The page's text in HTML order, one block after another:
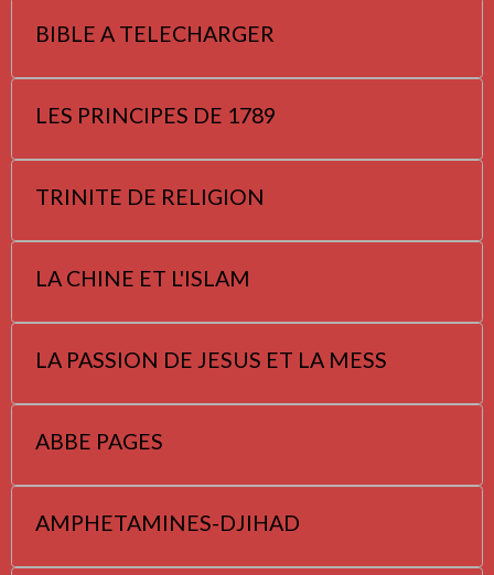
BIBLE A TELECHARGER
LES PRINCIPES DE 1789
TRINITE DE RELIGION
LA CHINE ET L'ISLAM
LA PASSION DE JESUS ET LA MESS
ABBE PAGES
AMPHETAMINES-DJIHAD